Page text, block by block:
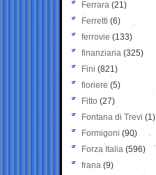
Ferrara (21)
Ferretti (6)
ferrovie (133)
finanziaria (325)
Fini (821)
fioriere (5)
Fitto (27)
Fontana di Trevi (1)
Formigoni (90)
Forza Italia (596)
frana (9)